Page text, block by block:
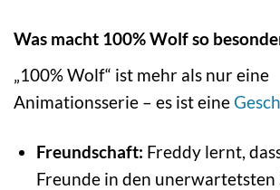
Was macht 100% Wolf so
„100% Wolf“ ist mehr als nur eine
Animationsserie – es ist eine
Freundschaft: Freddy lernt,
Freunde in den